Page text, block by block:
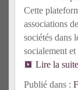
Cette
associations
sociétés dans
socialement
Lire la
Publié dans :